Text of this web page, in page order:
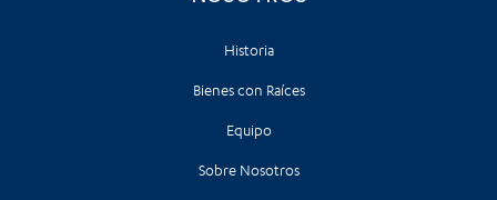
Historia
Bienes con Raíces
Equipo
Sobre Nosotros